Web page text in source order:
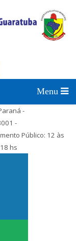
-
-
Público: 12 às
hs